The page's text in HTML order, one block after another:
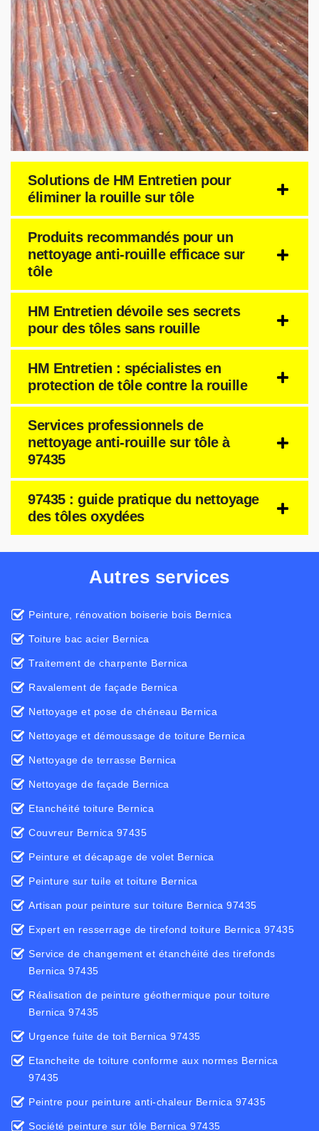
Solutions de HM Entretien pour
éliminer la rouille sur tôle
Produits recommandés pour un
nettoyage anti-rouille efficace sur
tôle
HM Entretien dévoile ses secrets
pour des tôles sans rouille
HM Entretien : spécialistes en
protection de tôle contre la rouille
Services professionnels de
nettoyage anti-rouille sur tôle à
97435
97435 : guide pratique du nettoyage
des tôles oxydées
Autres services
Peinture, rénovation boiserie bois Bernica
Toiture bac acier Bernica
Traitement de charpente Bernica
Ravalement de façade Bernica
Nettoyage et pose de chéneau Bernica
Nettoyage et démoussage de toiture Bernica
Nettoyage de terrasse Bernica
Nettoyage de façade Bernica
Etanchéité toiture Bernica
Couvreur Bernica 97435
Peinture et décapage de volet Bernica
Peinture sur tuile et toiture Bernica
Artisan pour peinture sur toiture Bernica 97435
Expert en resserrage de tirefond toiture Bernica 97435
Service de changement et étanchéité des tirefonds
Bernica 97435
Réalisation de peinture géothermique pour toiture
Bernica 97435
Urgence fuite de toit Bernica 97435
Etancheite de toiture conforme aux normes Bernica
97435
Peintre pour peinture anti-chaleur Bernica 97435
Société peinture sur tôle Bernica 97435